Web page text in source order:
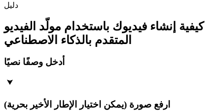
دليل
كيفية إنشاء فيديوك باستخدام مولّد الفيديو
المتقدم بالذكاء الاصطناعي
أدخل وصفًا نصيًا
ارفع صورة (يمكن اختيار الإطار الأخير بحرية)